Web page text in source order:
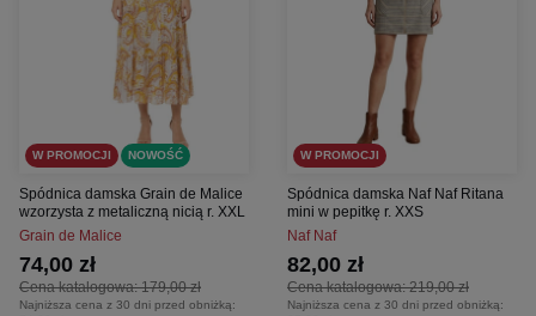
W PROMOCJI NOWOŚĆ
Spódnica damska Grain de Malice
wzorzysta z metaliczną nicią r. XXL
Grain de Malice
Cena katalogowa:179,00 zł
74,00 zł
Najniższa cena z 30 dni przed obniżką:
W PROMOCJI
Spódnica damska Naf Naf Ritana
mini w pepitkę r. XXS
Naf Naf
Cena katalogowa:219,00 zł
82,00 zł
Najniższa cena z 30 dni przed obniżką: